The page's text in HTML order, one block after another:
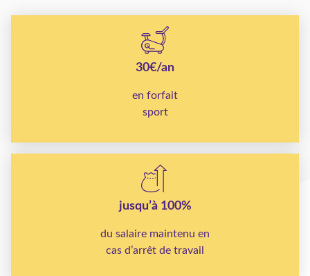
30€/an
en forfait
sport
jusqu’à 100%
du salaire maintenu en
cas d’arrêt de travail